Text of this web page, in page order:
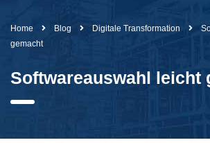
Home Blog Digitale Transformation
gemacht
Softwareauswahl leicht